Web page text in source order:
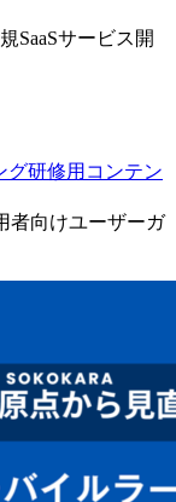
SaaSサービス開
グ研修用コンテン
者向けユーザーガ